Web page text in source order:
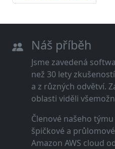
Náš příběh
Jsme zavedená
než 30 lety
a z různých odvětví.
oblasti viděli
Členové našeho
špičkové a
Amazon AWS cloud